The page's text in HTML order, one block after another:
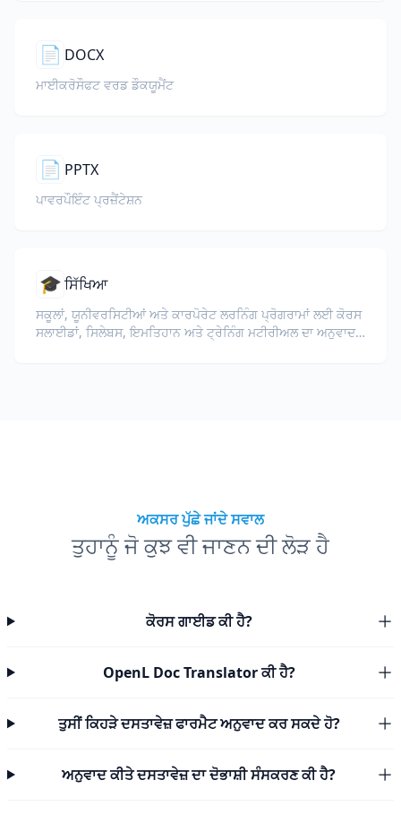
📄 DOCX
ਮਾਈਕਰੋਸੌਫਟ ਵਰਡ ਡੌਕਯੂਮੈਂਟ
📄 PPTX
ਪਾਵਰਪੌਇੰਟ ਪ੍ਰਜ਼ੈਂਟੇਸ਼ਨ
🎓ਸਿੱਖਿਆ
ਸਕੂਲਾਂ, ਯੂਨੀਵਰਸਿਟੀਆਂ ਅਤੇ ਕਾਰਪੋਰੇਟ ਲਰਨਿੰਗ ਪ੍ਰੋਗਰਾਮਾਂ ਲਈ ਕੋਰਸ
ਸਲਾਈਡਾਂ, ਸਿਲੇਬਸ, ਇਮਤਿਹਾਨ ਅਤੇ ਟ੍ਰੇਨਿੰਗ ਮਟੀਰੀਅਲ ਦਾ ਅਨੁਵਾਦ
ਅਕਸਰ ਪੁੱਛੇ ਜਾਂਦੇ ਸਵਾਲ
ਤੁਹਾਨੂੰ ਜੋ ਕੁਝ ਵੀ ਜਾਣਨ ਦੀ ਲੋੜ ਹੈ
ਕੋਰਸ ਗਾਈਡ ਕੀ ਹੈ?
OpenL Doc Translator ਕੀ ਹੈ?
ਤੁਸੀਂ ਕਿਹੜੇ ਦਸਤਾਵੇਜ਼ ਫਾਰਮੈਟ ਅਨੁਵਾਦ ਕਰ ਸਕਦੇ ਹੋ?
ਅਨੁਵਾਦ ਕੀਤੇ ਦਸਤਾਵੇਜ਼ ਦਾ ਦੋਭਾਸ਼ੀ ਸੰਸਕਰਣ ਕੀ ਹੈ?